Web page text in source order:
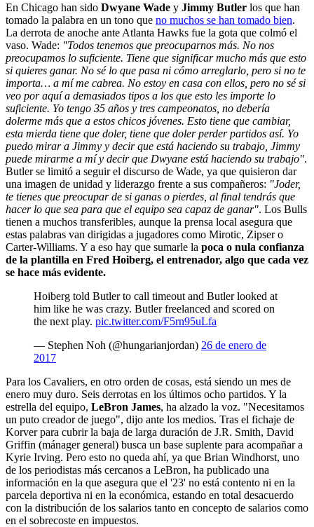
En Chicago han sido Dwyane Wade y Jimmy Butler los que han
tomado la palabra en un tono que no muchos se han tomado bien.
La derrota de anoche ante Atlanta Hawks fue la gota que colmó el
vaso. Wade: "Todos tenemos que preocuparnos más. No nos
preocupamos lo suficiente. Tiene que significar mucho más que esto
si quieres ganar. No sé lo que pasa ni cómo arreglarlo, pero si no te
importa… a mí me cabrea. No estoy en casa con ellos, pero no sé si
veo por aquí a demasiados tipos a los que esto les importe lo
suficiente. Yo tengo 35 años y tres campeonatos, no debería
dolerme más que a estos chicos jóvenes. Esto tiene que cambiar,
esta mierda tiene que doler, tiene que doler perder partidos así. Yo
puedo mirar a Jimmy y decir que está haciendo su trabajo, Jimmy
puede mirarme a mí y decir que Dwyane está haciendo su trabajo".
Butler se limitó a seguir el discurso de Wade, ya que quisieron dar
una imagen de unidad y liderazgo frente a sus compañeros: "Joder,
te tienes que preocupar de si ganas o pierdes, al final tendrás que
hacer lo que sea para que el equipo sea capaz de ganar". Los Bulls
tienen a muchos transferibles, aunque la prensa local asegura que
estas palabras van dirigidas a jugadores como Mirotic, Zipser o
Carter-Williams. Y a eso hay que sumarle la poca o nula confianza
de la plantilla en Fred Hoiberg, el entrenador, algo que cada vez
se hace más evidente.
Hoiberg told Butler to call timeout and Butler looked at
him like he was crazy. Butler freelanced and scored on
the next play. pic.twitter.com/F5rn95uLfa
— Stephen Noh (@hungarianjordan) 26 de enero de
2017
Para los Cavaliers, en otro orden de cosas, está siendo un mes de
enero muy duro. Seis derrotas en los últimos ocho partidos. Y la
estrella del equipo, LeBron James, ha alzado la voz. "Necesitamos
un puto creador de juego", dijo ante los medios. Tras el fichaje de
Korver para cubrir la baja de larga duración de J.R. Smith, David
Griffin (mánager general) busca un base suplente para acompañar a
Kyrie Irving. Pero esto no queda ahí, ya que Brian Windhorst, uno
de los periodistas más cercanos a LeBron, ha publicado una
información en la que asegura que el '23' no está contento ni en la
parcela deportiva ni en la económica, estando en total desacuerdo
con la distribución de los salarios tanto en concepto de salarios como
en el sobrecoste en impuestos.